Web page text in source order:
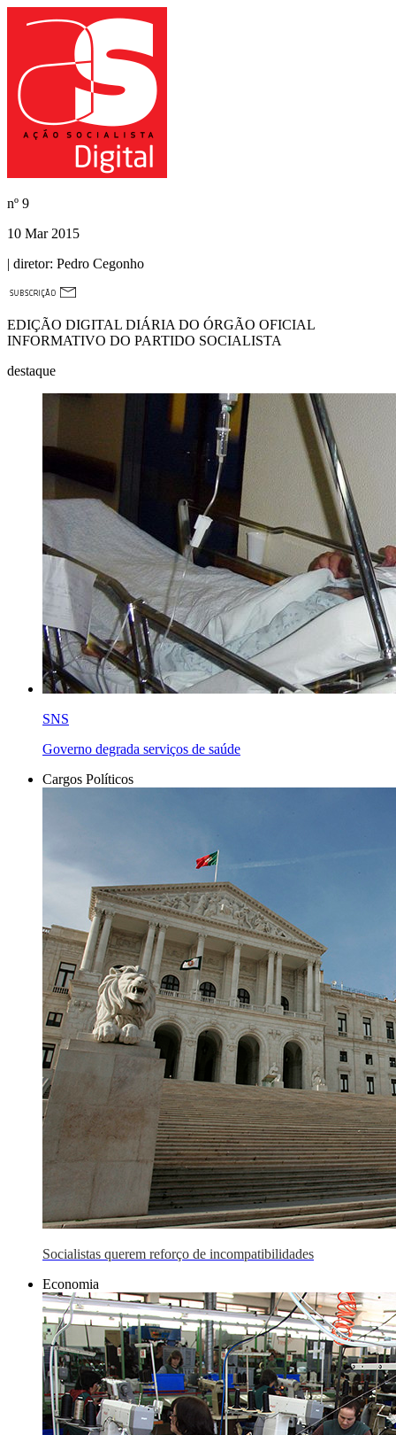
nº 9
10 Mar 2015
| diretor: Pedro Cegonho
EDIÇÃO DIGITAL DIÁRIA DO ÓRGÃO OFICIAL
INFORMATIVO DO PARTIDO SOCIALISTA
destaque
SNS
Governo degrada serviços de saúde
Cargos Políticos
Socialistas querem reforço de incompatibilidades
Economia